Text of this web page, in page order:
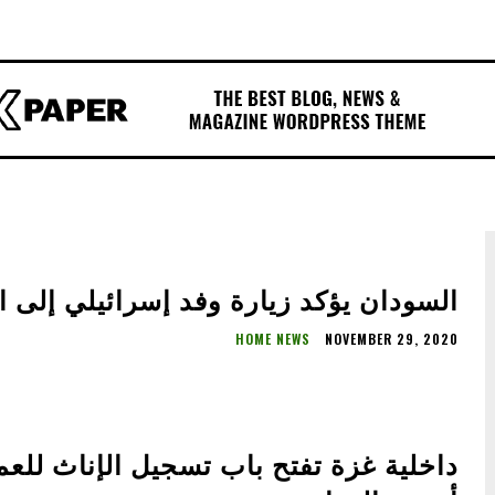
السودان يؤكد زيارة وفد إسرائيلي
HOME NEWS NOVEMBER 29, 2020
داخلية غزة تفتح باب تسجيل الإناث